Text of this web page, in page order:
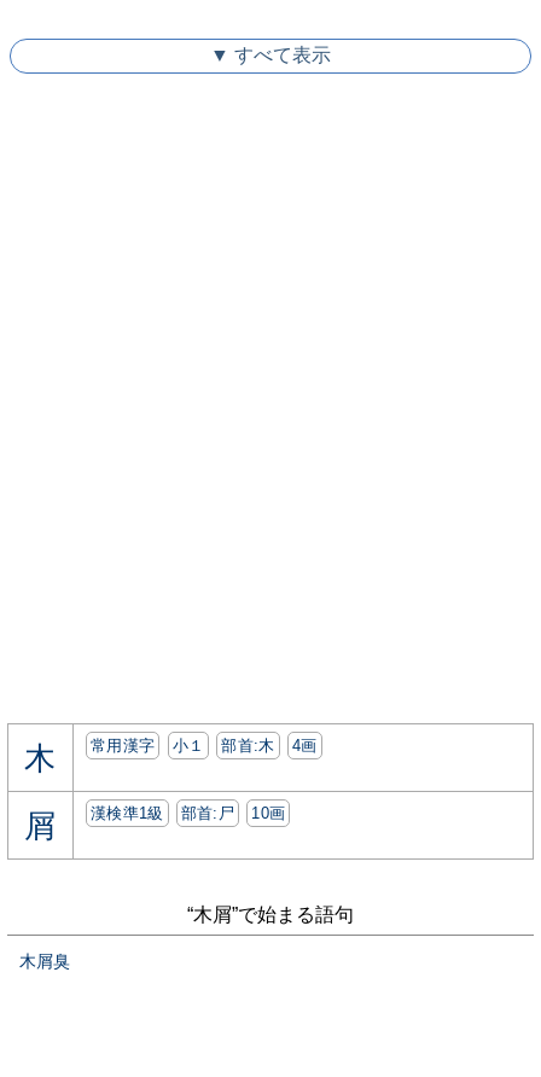
▼ すべて表示
木 常用漢字 小１ 部首:⽊ 4画
屑 漢検準1級 部首:⼫ 10画
“木屑”で始まる語句
木屑臭